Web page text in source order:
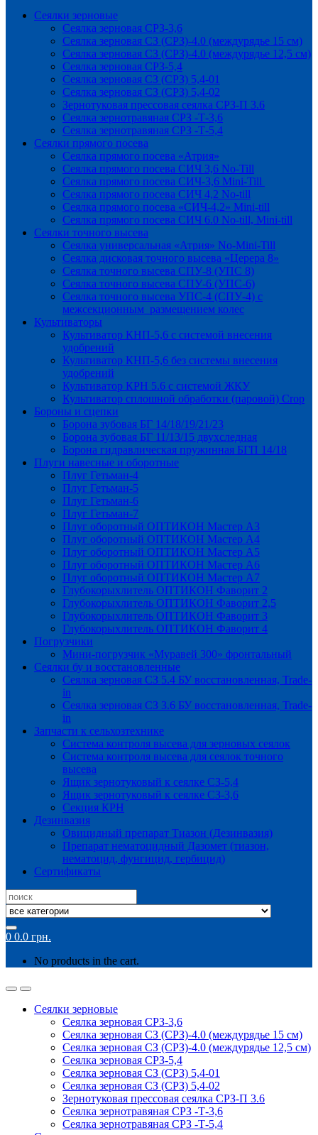
Сеялки зерновые
Сеялка зерновая СРЗ-3,6
Сеялка зерновая СЗ (СРЗ)-4.0 (междурядье 15 см)
Сеялка зерновая СЗ (СРЗ)-4.0 (междурядье 12,5 см)
Сеялка зерновая СРЗ-5,4
Сеялка зерновая СЗ (СРЗ) 5,4-01
Сеялка зерновая СЗ (СРЗ) 5,4-02
Зернотуковая прессовая сеялка СРЗ-П 3.6
Сеялка зернотравяная СРЗ -Т-3,6
Сеялка зернотравяная СРЗ -Т-5,4
Сеялки прямого посева
Сеялка прямого посева «Атрия»
Сеялка прямого посева СИЧ 3,6 No-Till
Сеялка прямого посева СИЧ-3,6 Mini-Till
Сеялка прямого посева СИЧ 4,2 No-till
Сеялка прямого посева «СИЧ-4,2» Mini-till
Сеялка прямого посева СИЧ 6.0 No-till, Mini-till
Сеялки точного высева
Сеялка универсальная «Атрия» No-Mini-Till
Сеялка дисковая точного высева «Церера 8»
Сеялка точного высева СПУ-8 (УПС 8)
Сеялка точного высева СПУ-6 (УПС-6)
Сеялка точного высева УПС-4 (СПУ-4) с
межсекционным размещением колес
Культиваторы
Культиватор КНП-5,6 с системой внесения
удобрений
Культиватор КНП-5,6 без системы внесения
удобрений
Культиватор КРН 5.6 с системой ЖКУ
Культиватор сплошной обработки (паровой) Crop
Бороны и сцепки
Борона зубовая БГ 14/18/19/21/23
Борона зубовая БГ 11/13/15 двухследная
Борона гидравлическая пружинная БГП 14/18
Плуги навесные и оборотные
Плуг Гетьман-4
Плуг Гетьман-5
Плуг Гетьман-6
Плуг Гетьман-7
Плуг оборотный ОПТИКОН Мастер А3
Плуг оборотный ОПТИКОН Мастер А4
Плуг оборотный ОПТИКОН Мастер А5
Плуг оборотный ОПТИКОН Мастер А6
Плуг оборотный ОПТИКОН Мастер А7
Глубокорыхлитель ОПТИКОН Фаворит 2
Глубокорыхлитель ОПТИКОН Фаворит 2,5
Глубокорыхлитель ОПТИКОН Фаворит 3
Глубокорыхлитель ОПТИКОН Фаворит 4
Погрузчики
Мини-погрузчик «Муравей 300» фронтальный
Сеялки бу и восстановленные
Сеялка зерновая СЗ 5.4 БУ восстановленная, Trade-
in
Сеялка зерновая СЗ 3.6 БУ восстановленная, Trade-
in
Запчасти к сельхозтехнике
Система контроля высева для зерновых сеялок
Система контроля высева для сеялок точного
высева
Ящик зернотуковый к сеялке СЗ-5,4
Ящик зернотуковый к сеялке СЗ-3,6
Секция КРН
Дезинвазия
Овицидный препарат Тиазон (Дезинвазия)
Препарат нематоцидный Дазомет (тиазон,
нематоцид, фунгицид, гербицид)
Сертификаты
Search
for:
0 0.0 грн.
No products in the cart.
Сеялки зерновые
Сеялка зерновая СРЗ-3,6
Сеялка зерновая СЗ (СРЗ)-4.0 (междурядье 15 см)
Сеялка зерновая СЗ (СРЗ)-4.0 (междурядье 12,5 см)
Сеялка зерновая СРЗ-5,4
Сеялка зерновая СЗ (СРЗ) 5,4-01
Сеялка зерновая СЗ (СРЗ) 5,4-02
Зернотуковая прессовая сеялка СРЗ-П 3.6
Сеялка зернотравяная СРЗ -Т-3,6
Сеялка зернотравяная СРЗ -Т-5,4